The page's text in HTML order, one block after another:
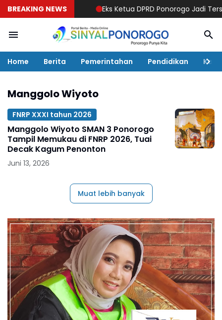
BREAKING NEWS Eks Ketua DPRD Ponorogo Jadi
Home Berita Pemerintahan Pendidikan
Manggolo Wiyoto
FNRP XXXI tahun 2026
Manggolo Wiyoto SMAN 3 Ponorogo
Tampil Memukau di FNRP 2026, Tuai
Decak Kagum Penonton
Juni 13, 2026
Muat lebih banyak